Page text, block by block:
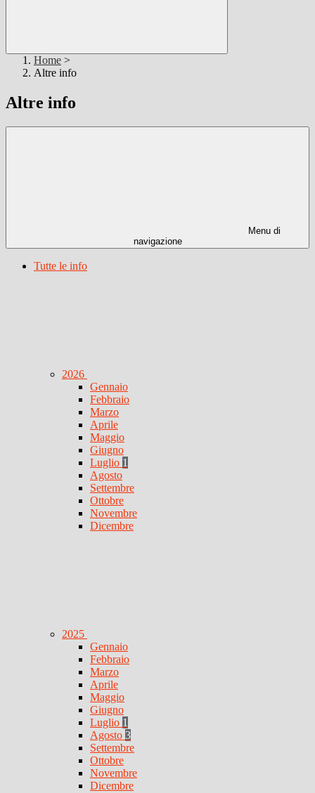
Home >
Altre info
Altre info
Menu di
navigazione
Tutte le info
2026
Gennaio
Febbraio
Marzo
Aprile
Maggio
Giugno
Luglio 1
Agosto
Settembre
Ottobre
Novembre
Dicembre
2025
Gennaio
Febbraio
Marzo
Aprile
Maggio
Giugno
Luglio 1
Agosto 3
Settembre
Ottobre
Novembre
Dicembre